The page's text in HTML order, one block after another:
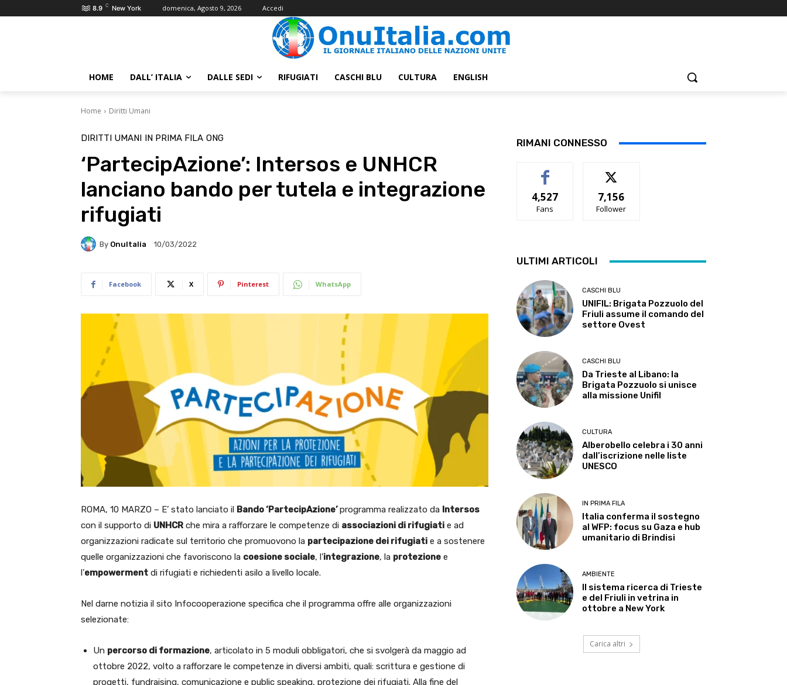
8.9 C New York domenica, Agosto 9, 2026 Accedi
HOME DALL’ ITALIA DALLE SEDI RIFUGIATI CASCHI BLU CULTURA ENGLISH
Home Diritti Umani
DIRITTI UMANI IN PRIMA FILA ONG
‘PartecipAzione’: Intersos e UNHCR
lanciano bando per tutela e integrazione
rifugiati
By OnuItalia 10/03/2022
Facebook X Pinterest WhatsApp
ROMA, 10 MARZO – E’ stato lanciato il Bando ‘PartecipAzione’programma realizzato da Intersos
con il supporto di UNHCR che mira a rafforzare le competenze di associazioni di rifugiati e ad
organizzazioni radicate sul territorio che promuovono la partecipazione dei rifugiati e a sostenere
quelle organizzazioni che favoriscono la coesione sociale, l’integrazione, la protezione e
l’empowerment di rifugiati e richiedenti asilo a livello locale.
Nel darne notizia il sito Infocooperazione specifica che il programma offre alle organizzazioni
selezionate:
Un percorso di formazione, articolato in 5 moduli obbligatori, che si svolgerà da maggio ad
ottobre 2022, volto a rafforzare le competenze in diversi ambiti, quali: scrittura e gestione di
progetti, fundraising, comunicazione e public speaking, protezione dei rifugiati. Alla fine del
RIMANI CONNESSO
4,527
Fans
7,156
Follower
ULTIMI ARTICOLI
CASCHI BLU
UNIFIL: Brigata Pozzuolo del
Friuli assume il comando del
settore Ovest
CASCHI BLU
Da Trieste al Libano: la
Brigata Pozzuolo si unisce
alla missione Unifil
CULTURA
Alberobello celebra i 30 anni
dall’iscrizione nelle liste
UNESCO
IN PRIMA FILA
Italia conferma il sostegno
al WFP: focus su Gaza e hub
umanitario di Brindisi
AMBIENTE
Il sistema ricerca di Trieste
e del Friuli in vetrina in
ottobre a New York
Carica altri